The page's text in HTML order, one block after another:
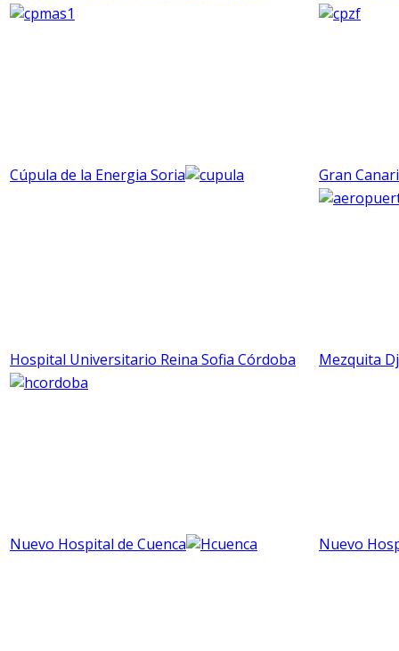
Cúpula de la Energia Soria Gran
Hospital Universitario Reina Sofia Córdoba Mezquita
Nuevo Hospital de Cuenca Nuevo